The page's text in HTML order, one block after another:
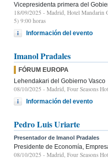
Vicepresidenta primera del
18/09/2025 - Madrid, Hotel Mandarin
5) 9:00 horas
Información del evento
Imanol Pradales
FÓRUM EUROPA
Lehendakari del Gobierno Vasco
08/10/2025 - Madrid, Four Seasons
Información del evento
Pedro Luis Uriarte
Presentador de Imanol Pradales
Presidente de Economía,
08/10/2025 - Madrid, Four Seasons